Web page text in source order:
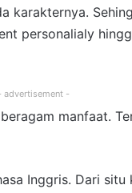
karakternya.
personalialy
advertisement -
manfaat.
Inggris. Dari